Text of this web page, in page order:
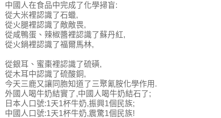
中國人在食品中完成了化學掃盲:
從大米裡認識了石蠟,
從火腿裡認識了敵敵畏,
從咸鴨蛋、辣椒醬裡認識了蘇丹紅,
從火鍋裡認識了福爾馬林,
從銀耳、蜜棗裡認識了硫磺,
從木耳中認識了硫酸銅,
今天三鹿又讓同胞知道了三聚氰胺化學作用.
外國人喝牛奶結實了,中國人喝牛奶結石了;
日本人口號:1天1杯牛奶,振興1個民族;
中國人口號:1天1杯牛奶,震驚1個民族!